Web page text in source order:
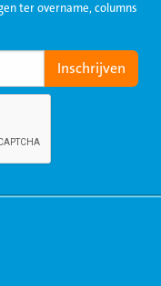
ter overname, columns